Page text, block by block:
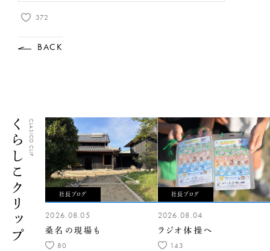
372
BACK
くらしこクリップCLASICO CLIP
社長ブログ
2026.08.05
桑名の現場も
80
社長ブログ
2026.08.04
ラジオ体操へ
143